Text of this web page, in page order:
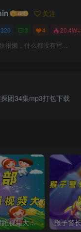
关注
3 4 20.4W+
很懒，什么都没有写...
团34集mp3打包下载
300部幼儿园儿歌舞蹈视频大合集